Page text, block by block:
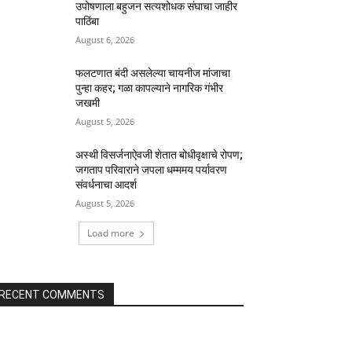
उपोषणाला बहुजन सत्यशोधक संघाचा जाहीर
पाठिंबा
August 6, 2026
फलटणात बंदी असलेल्या चायनीज मांजाचा
पुन्हा कहर; गळा कापल्याने नागरिक गंभीर
जखमी
August 5, 2026
अस्थी विसर्जनाऐवजी शेतात बोधीवृक्षाचे रोपण;
जगताप परिवाराने जपला धम्ममय पर्यावरण
संवर्धनाचा आदर्श
August 5, 2026
Load more
COMMENTS